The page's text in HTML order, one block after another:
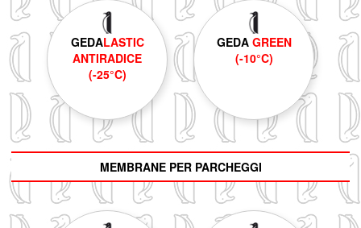
GEDALASTIC
ANTIRADICE
(-25°C)
GEDAGREEN
(-10°C)
MEMBRANE PER PARCHEGGI